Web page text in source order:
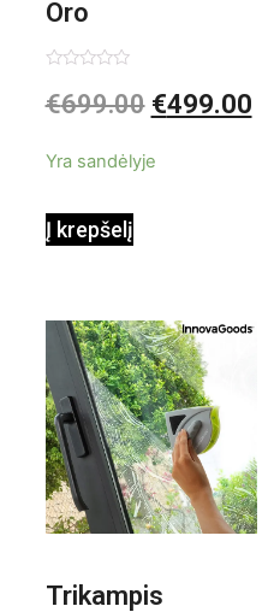
Oro
kondicionierius
0
iš
€699.00 €499.00
Yra sandėlyje
Į krepšelį
Trikampis